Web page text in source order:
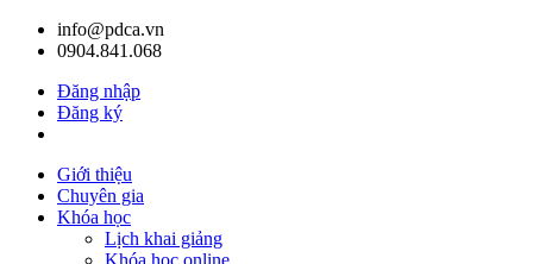
info@pdca.vn
0904.841.068
Đăng nhập
Đăng ký
Giới thiệu
Chuyên gia
Khóa học
Lịch khai giảng
Khóa học online